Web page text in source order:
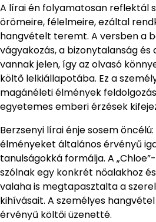
A lírai én folyamatosan reflektál
örömeire, félelmeire, ezáltal
hangvételt teremt. A versben a
vágyakozás, a bizonytalanság
vannak jelen, így az olvasó
költő lelkiállapotába. Ez a
magánéleti élmények
egyetemes emberi érzések
Berzsenyi lírai énje sosem
élményeket általános érvényű
tanulságokká formálja. A
szólnak egy konkrét nőalakhoz
valaha is megtapasztalta a
kihívásait. A személyes
érvényű költői üzenetté.